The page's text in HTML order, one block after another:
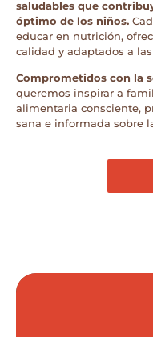
saludables que
óptimo de los niños.
educar en nutrición,
calidad y adaptados a
Comprometidos con la
queremos inspirar a
alimentaria consciente,
sana e informada sobre